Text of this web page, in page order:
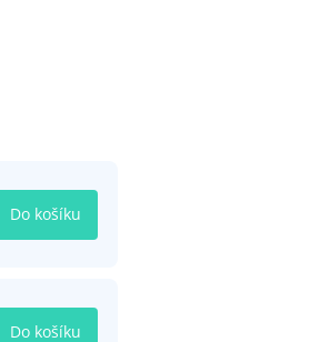
Do košíku
Do košíku